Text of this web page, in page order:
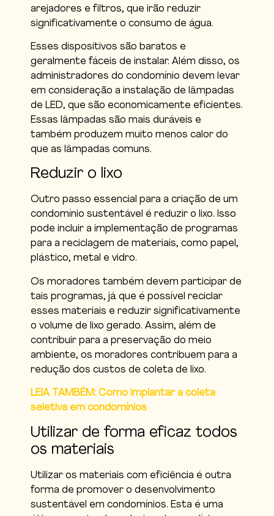
arejadores e filtros, que irão reduzir
significativamente o consumo de água.
Esses dispositivos são baratos e
geralmente fáceis de instalar. Além disso, os
administradores do condomínio devem levar
em consideração a instalação de lâmpadas
de LED, que são economicamente eficientes.
Essas lâmpadas são mais duráveis e
também produzem muito menos calor do
que as lâmpadas comuns.
Reduzir o lixo
Outro passo essencial para a criação de um
condomínio sustentável é reduzir o lixo. Isso
pode incluir a implementação de programas
para a reciclagem de materiais, como papel,
plástico, metal e vidro.
Os moradores também devem participar de
tais programas, já que é possível reciclar
esses materiais e reduzir significativamente
o volume de lixo gerado. Assim, além de
contribuir para a preservação do meio
ambiente, os moradores contribuem para a
redução dos custos de coleta de lixo.
LEIA TAMBÉM: Como implantar a coleta
seletiva em condomínios
Utilizar de forma eficaz todos
os materiais
Utilizar os materiais com eficiência é outra
forma de promover o desenvolvimento
sustentável em condomínios. Esta é uma